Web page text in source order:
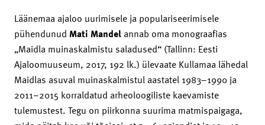
Läänemaa ajaloo uurimisele ja populariseerimisele
pühendunud Mati Mandel annab oma monograafias
„Maidla muinaskalmistu saladused“ (Tallinn: Eesti
Ajaloomuuseum, 2017, 192 lk.) ülevaate Kullamaa lähedal
Maidlas asuval muinaskalmistul aastatel 1983–1990 ja
2011–2015 korraldatud arheoloogiliste kaevamiste
tulemustest. Tegu on piirkonna suurima matmispaigaga,